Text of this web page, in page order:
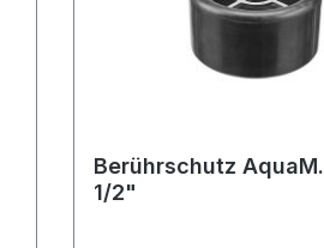
Berührschutz
1/2"